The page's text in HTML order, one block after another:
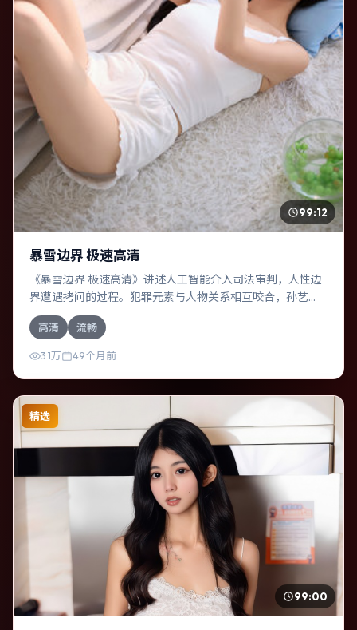
99:12
暴雪边界 极速高清
《暴雪边界 极速高清》讲述人工智能介入司法审判，人性边
界遭遇拷问的过程。犯罪元素与人物关系相互咬合，孙艺
珍、沈腾的对手戏尤为出彩。导演丹尼斯·维伦纽瓦善于在长
镜头中积蓄张力，本片亦在中国香港实地取景，增强真实质
感。
高清 流畅
3.1万 49个月前
精选
99:00